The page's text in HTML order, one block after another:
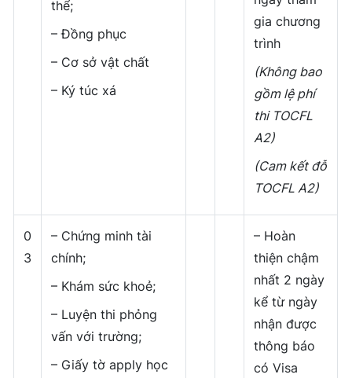
thể;
– Đồng phục
– Cơ sở vật chất
– Ký túc xá
gia chương
trình
(Không bao
gồm lệ phí
thi TOCFL
A2)
(Cam kết đỗ
TOCFL A2)
0
3
– Chứng minh tài
chính;
– Khám sức khoẻ;
– Luyện thi phỏng
vấn với trường;
– Giấy tờ apply học
– Hoàn
thiện chậm
nhất 2 ngày
kể từ ngày
nhận được
thông báo
có Visa